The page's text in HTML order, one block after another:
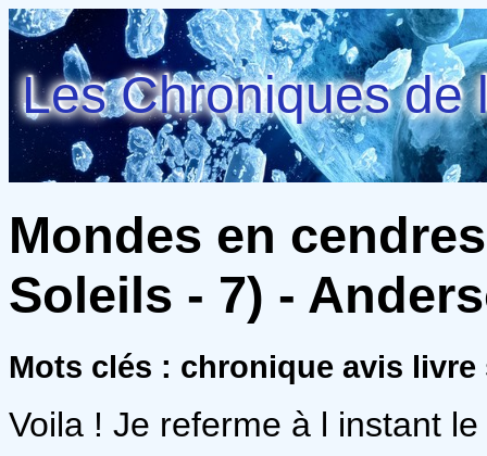
Les Chroniques de
Mondes en
Soleils - 7) -
Mots clés : chronique avis
Voila ! Je referme à l instant